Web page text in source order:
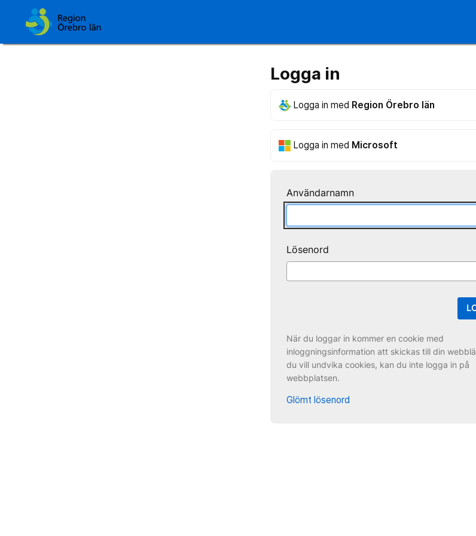
Logga in
Logga in med Region Örebro län
Logga in med Microsoft
Användarnamn
Lösenord
När du loggar in kommer en cookie med
inloggningsinformation att skickas till din
du vill undvika cookies, kan du inte logga in på
webbplatsen.
Glömt lösenord